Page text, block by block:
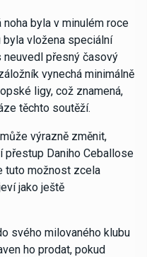
byla v minulém roce
byla vložena speciální
přesný časový
vynechá minimálně
ligy, což znamená,
těchto soutěží.
výrazně změnit,
přestup Daniho Ceballose
tuto možnost zcela
jako ještě
svého milovaného klubu
ho prodat, pokud